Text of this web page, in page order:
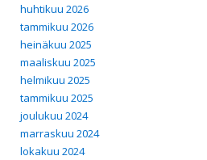
huhtikuu 2026
tammikuu 2026
heinäkuu 2025
maaliskuu 2025
helmikuu 2025
tammikuu 2025
joulukuu 2024
marraskuu 2024
lokakuu 2024